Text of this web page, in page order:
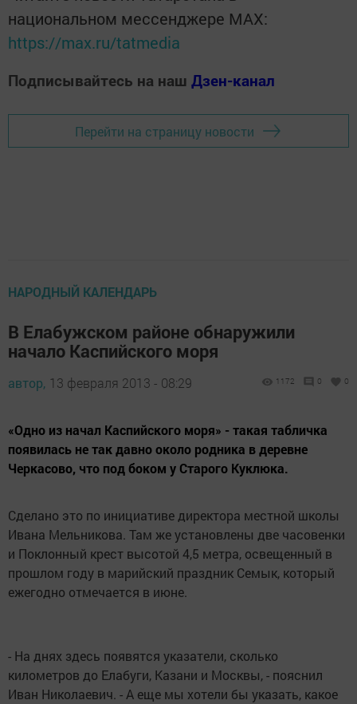
национальном мессенджере MАХ:
https://max.ru/tatmedia
Подписывайтесь на наш Дзен-канал
Перейти на страницу новости
НАРОДНЫЙ КАЛЕНДАРЬ
В Елабужском районе обнаружили
начало Каспийского моря
автор, 13 февраля 2013 - 08:29 1172 0 0
«Одно из начал Каспийского моря» - такая табличка
появилась не так давно около родника в деревне
Черкасово, что под боком у Старого Куклюка.
Сделано это по инициативе директора местной школы
Ивана Мельникова. Там же установлены две часовенки
и Поклонный крест высотой 4,5 метра, освещенный в
прошлом году в марийский праздник Семык, который
ежегодно отмечается в июне.
- На днях здесь появятся указатели, сколько
километров до Елабуги, Казани и Москвы, - пояснил
Иван Николаевич. - А еще мы хотели бы указать, какое